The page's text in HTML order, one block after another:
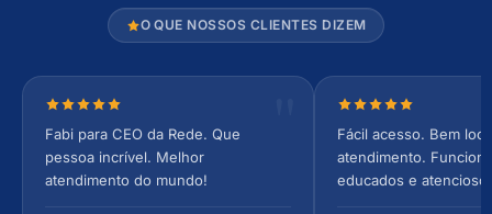
O QUE NOSSOS CLIENTES DIZEM
Nota 5 de 5 estrelas
Fabi para CEO da Rede. Que
pessoa incrível. Melhor
atendimento do mundo!
Nota 5 de 5
Fácil acesso. Bem
atendimento.
educados e